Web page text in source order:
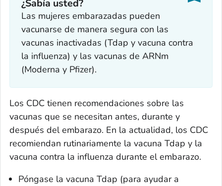
¿Sabía usted?
Las mujeres embarazadas pueden
vacunarse de manera segura con las
vacunas inactivadas (Tdap y vacuna contra
la influenza) y las vacunas de ARNm
(Moderna y Pfizer).
Los CDC tienen recomendaciones sobre las
vacunas que se necesitan antes, durante y
después del embarazo. En la actualidad, los CDC
recomiendan rutinariamente la vacuna Tdap y la
vacuna contra la influenza durante el embarazo.
Póngase la vacuna Tdap (para ayudar a